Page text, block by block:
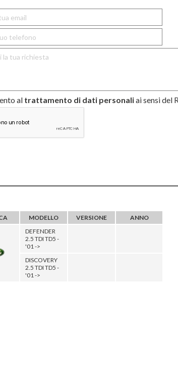
al trattamento di dati personaliai sensi del
MODELLO VERSIONE
ANNO
DEFENDER
2.5 TDI TD5 -
'01 ->
DISCOVERY
2.5 TDI TD5 -
'01 ->